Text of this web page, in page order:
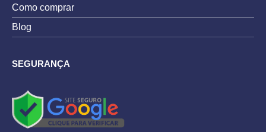
Como comprar
Blog
SEGURANÇA